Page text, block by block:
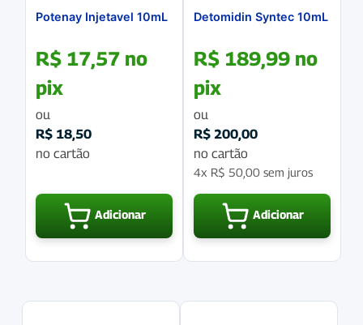
Potenay Injetavel 10mL
R$ 17,57 no
pix
ou
R$ 18,50
no cartão
Adicionar
Detomidin Syntec 10mL
R$ 189,99 no
pix
ou
R$ 200,00
no cartão
4x R$ 50,00 sem juros
Adicionar